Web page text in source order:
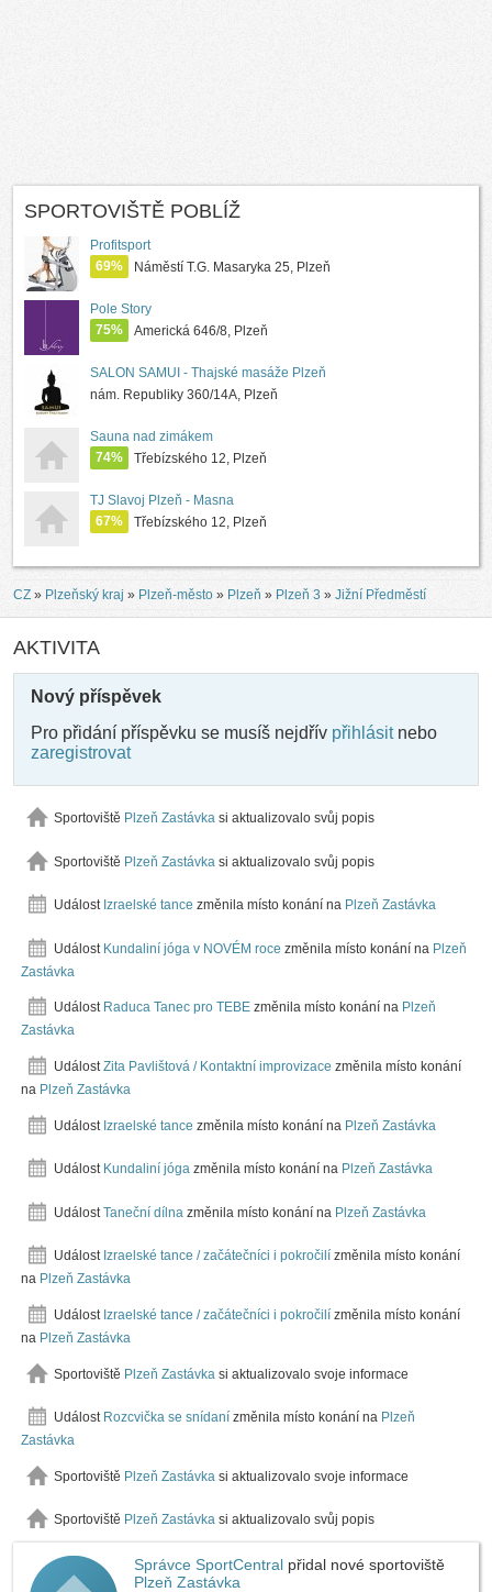
SPORTOVIŠTĚ POBLÍŽ
Profitsport
69%
Náměstí T.G. Masaryka 25, Plzeň
Pole Story
75%
Americká 646/8, Plzeň
SALON SAMUI - Thajské masáže Plzeň
nám. Republiky 360/14A, Plzeň
Sauna nad zimákem
74%
Třebízského 12, Plzeň
TJ Slavoj Plzeň - Masna
67%
Třebízského 12, Plzeň
CZ » Plzeňský kraj » Plzeň-město » Plzeň » Plzeň 3 » Jižní Předměstí
AKTIVITA
Nový příspěvek
Pro přidání příspěvku se musíš nejdřív přihlásitnebo
zaregistrovat
Sportoviště Plzeň Zastávka si aktualizovalo svůj popis
Sportoviště Plzeň Zastávka si aktualizovalo svůj popis
Událost Izraelské tance změnila místo konání na Plzeň Zastávka
Událost Kundaliní jóga v NOVÉM roce změnila místo konání na Plzeň
Zastávka
Událost Raduca Tanec pro TEBE změnila místo konání na Plzeň
Zastávka
UdálostZita Pavlištová / Kontaktní improvizace změnila místo konání
na Plzeň Zastávka
Událost Izraelské tance změnila místo konání na Plzeň Zastávka
Událost Kundaliní jóga změnila místo konání na Plzeň Zastávka
Událost Taneční dílna změnila místo konání na Plzeň Zastávka
Událost Izraelské tance / začátečníci i pokročilí změnila místo konání
na Plzeň Zastávka
Událost Izraelské tance / začátečníci i pokročilí změnila místo konání
na Plzeň Zastávka
Sportoviště Plzeň Zastávka si aktualizovalo svoje informace
Událost Rozcvička se snídaní změnila místo konání na Plzeň
Zastávka
Sportoviště Plzeň Zastávka si aktualizovalo svoje informace
Sportoviště Plzeň Zastávka si aktualizovalo svůj popis
Správce SportCentral přidal nové sportoviště
Plzeň Zastávka